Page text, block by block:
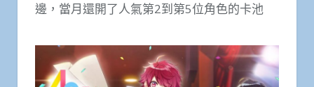
邊，當月還開了人氣第2到第5位角色的卡池